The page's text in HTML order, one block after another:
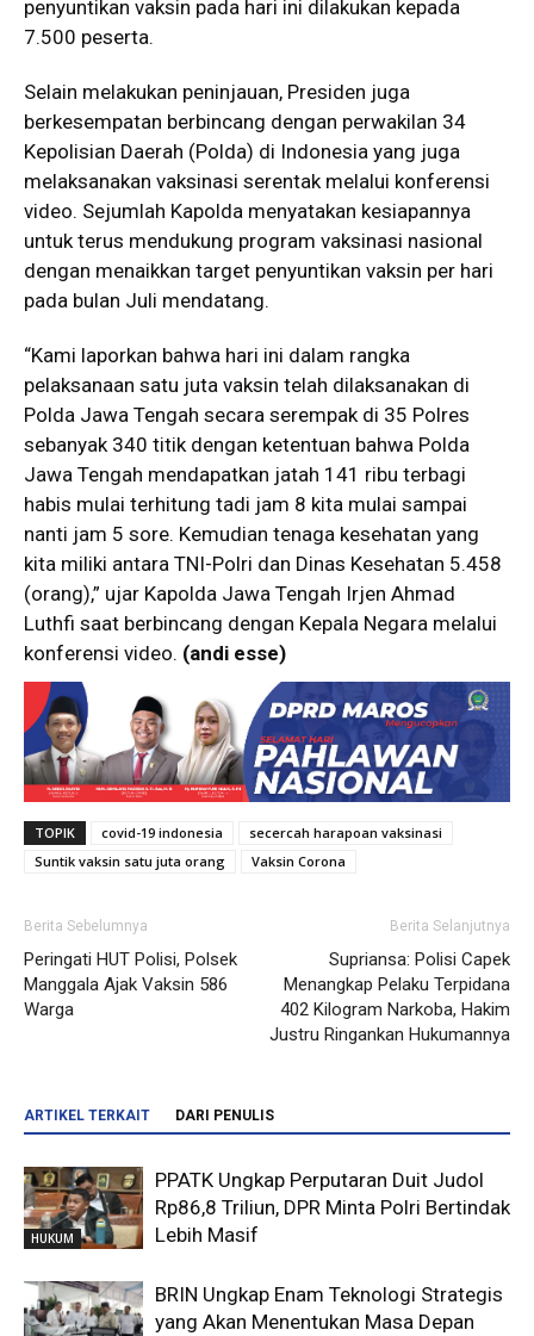
penyuntikan vaksin pada hari ini dilakukan kepada
7.500 peserta.
Selain melakukan peninjauan, Presiden juga
berkesempatan berbincang dengan perwakilan 34
Kepolisian Daerah (Polda) di Indonesia yang juga
melaksanakan vaksinasi serentak melalui konferensi
video. Sejumlah Kapolda menyatakan kesiapannya
untuk terus mendukung program vaksinasi nasional
dengan menaikkan target penyuntikan vaksin per hari
pada bulan Juli mendatang.
“Kami laporkan bahwa hari ini dalam rangka
pelaksanaan satu juta vaksin telah dilaksanakan di
Polda Jawa Tengah secara serempak di 35 Polres
sebanyak 340 titik dengan ketentuan bahwa Polda
Jawa Tengah mendapatkan jatah 141 ribu terbagi
habis mulai terhitung tadi jam 8 kita mulai sampai
nanti jam 5 sore. Kemudian tenaga kesehatan yang
kita miliki antara TNI-Polri dan Dinas Kesehatan 5.458
(orang),” ujar Kapolda Jawa Tengah Irjen Ahmad
Luthfi saat berbincang dengan Kepala Negara melalui
konferensi video. (andi esse)
TOPIK covid-19 indonesia
secercah harapoan vaksinasi
Suntik vaksin satu juta orang
Vaksin Corona
Berita Sebelumnya
Peringati HUT Polisi, Polsek
Manggala Ajak Vaksin 586
Warga
Berita Selanjutnya
Supriansa: Polisi Capek
Menangkap Pelaku Terpidana
402 Kilogram Narkoba, Hakim
Justru Ringankan Hukumannya
ARTIKEL TERKAIT DARI PENULIS
HUKUM
PPATK Ungkap Perputaran Duit Judol
Rp86,8 Triliun, DPR Minta Polri Bertindak
Lebih Masif
BRIN Ungkap Enam Teknologi Strategis
yang Akan Menentukan Masa Depan